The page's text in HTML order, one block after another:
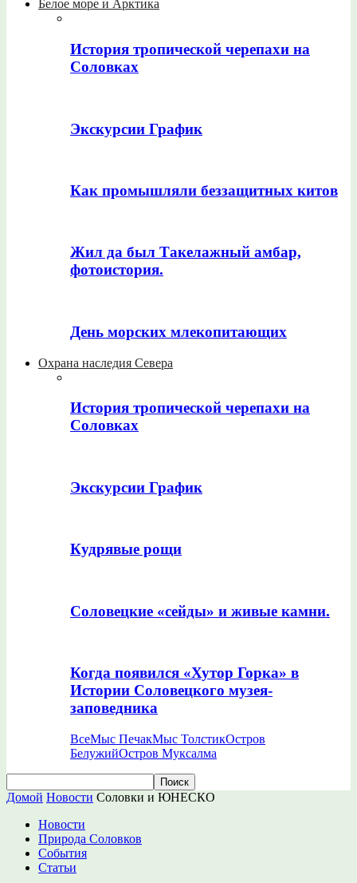
Белое море и Арктика
История тропической черепахи на
Соловках
Экскурсии График
Как промышляли беззащитных китов
Жил да был Такелажный амбар,
фотоистория.
День морских млекопитающих
Охрана наследия Севера
История тропической черепахи на
Соловках
Экскурсии График
Кудрявые рощи
Соловецкие «сейды» и живые камни.
Когда появился «Хутор Горка» в
Истории Соловецкого музея-
заповедника
ВсеМыс ПечакМыс ТолстикОстров
БелужийОстров Муксалма
Домой Новости Соловки и ЮНЕСКО
Новости
Природа Соловков
События
Статьи